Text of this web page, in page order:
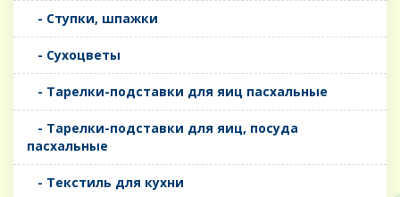
- Ступки, шпажки
- Сухоцветы
- Тарелки-подставки для яиц пасхальные
- Тарелки-подставки для яиц, посуда
пасхальные
- Текстиль для кухни